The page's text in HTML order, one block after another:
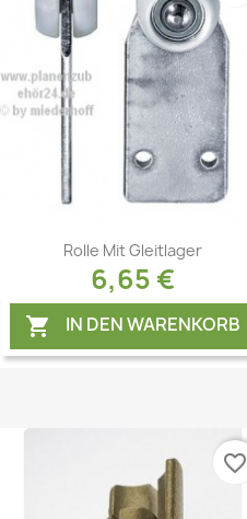
Vorschau
Rolle Mit Gleitlager
6,65 €
 IN DEN WARENKORB
favorite_border